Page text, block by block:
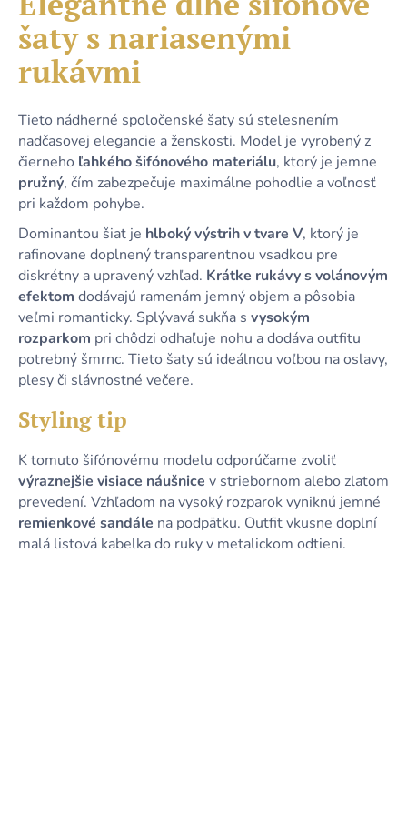
je
0,0
z
hviezdičiek.
šaty s nariasenými
rukávmi
Tieto nádherné spoločenské šaty sú stelesnením
nadčasovej elegancie a ženskosti. Model je vyrobený z
čierneho ľahkého šifónového materiálu, ktorý je jemne
pružný, čím zabezpečuje maximálne pohodlie a voľnosť
pri každom pohybe.
Dominantou šiat je hlboký výstrih v tvare V, ktorý je
rafinovane doplnený transparentnou vsadkou pre
diskrétny a upravený vzhľad. Krátke rukávy s volánovým
efektom dodávajú ramenám jemný objem a pôsobia
veľmi romanticky. Splývavá sukňa s vysokým
rozparkom pri chôdzi odhaľuje nohu a dodáva outfitu
potrebný šmrnc. Tieto šaty sú ideálnou voľbou na oslavy,
plesy či slávnostné večere.
Styling tip
K tomuto šifónovému modelu odporúčame zvoliť
výraznejšie visiace náušnice v striebornom alebo zlatom
prevedení. Vzhľadom na vysoký rozparok vyniknú jemné
remienkové sandále na podpätku. Outfit vkusne doplní
malá listová kabelka do ruky v metalickom odtieni.
a
m
e
KRÁTKE
SVETLORUŽOVÉ
VOLÁNOVÉ
ŠATY
S
DRAPOVANÝM
VÝSTRIHOM
39,90
€